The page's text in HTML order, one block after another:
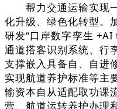
帮力交通运输实现一
化升级、绿色化转型。
研发“口岸数字孪生
通道搭客识别系统、行
支撑嵌入具备自、自进
实现航道养护标准等主
输资本自从适配取功课
营、航道运转养护办理